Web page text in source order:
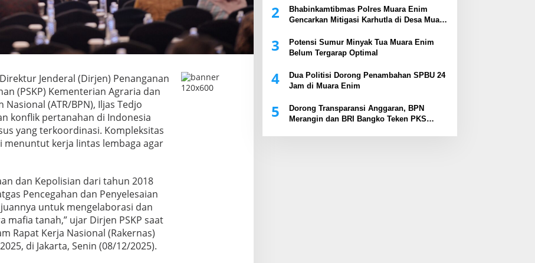
Jenderal (Dirjen) Penanganan
(PSKP) Kementerian Agraria dan
(ATR/BPN), Iljas Tedjo
konflik pertanahan di Indonesia
yang terkoordinasi. Kompleksitas
menuntut kerja lintas lembaga agar
dan Kepolisian dari tahun 2018
Pencegahan dan Penyelesaian
untuk mengelaborasi dan
mafia tanah,” ujar Dirjen PSKP saat
Rapat Kerja Nasional (Rakernas)
di Jakarta, Senin (08/12/2025).
2
Bhabinkamtibmas Polres Muara Enim
Gencarkan Mitigasi Karhutla di Desa Muara
3
Potensi Sumur Minyak Tua Muara Enim
Belum Tergarap Optimal
4
Dua Politisi Dorong Penambahan SPBU 24
Jam di Muara Enim
5
Dorong Transparansi Anggaran, BPN
Merangin dan BRI Bangko Teken PKS